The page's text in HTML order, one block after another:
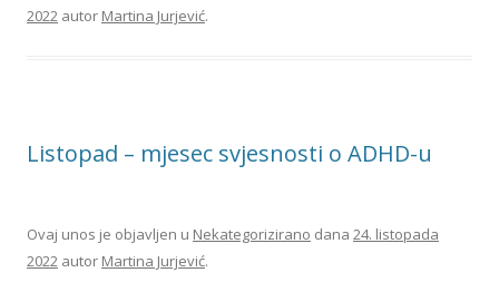
2022 autor Martina Jurjević.
Listopad – mjesec svjesnosti o ADHD-u
Ovaj unos je objavljen u Nekategorizirano dana 24. listopada
2022 autor Martina Jurjević.